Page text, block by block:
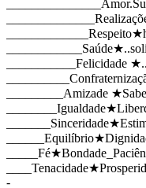
___________Felicidade
_________Amizade
-